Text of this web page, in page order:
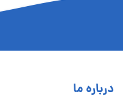
درباره ما